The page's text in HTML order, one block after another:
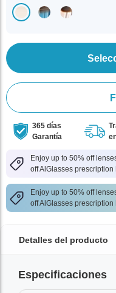
365 días
Garantía
Enjoy up to 50% off
off AlGlasses
Enjoy up to 50% off
off AlGlasses
Detalles del producto
Especificaciones